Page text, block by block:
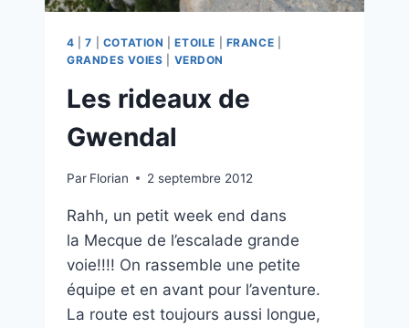
4 |7 COTATION |ETOILE FRANCE
GRANDES VOIES
VERDON
Les rideaux de
Gwendal
Par Florian 2 septembre 2012
Rahh, un petit week end dans
la Mecque de l’escalade grande
voie!!!! On rassemble une petite
équipe et en avant pour l’aventure.
La route est toujours aussi longue,